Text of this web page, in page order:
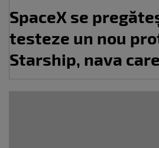
SpaceX se
testeze un nou
Starship, nava